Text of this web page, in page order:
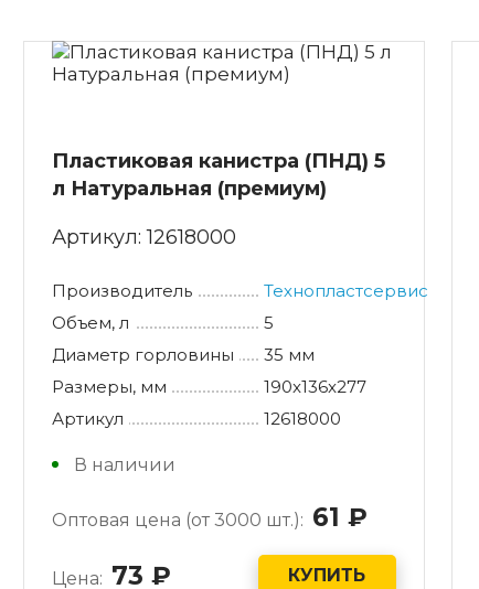
Пластиковая канистра (ПНД) 5
л Натуральная (премиум)
Артикул:12618000
Производитель
Технопластсервис
Объем, л
5
Диаметр горловины
35 мм
Размеры, мм
190x136x277
Артикул
12618000
В наличии
Оптовая цена (от 3000 шт.): 61
Цена: 73 КУПИТЬ